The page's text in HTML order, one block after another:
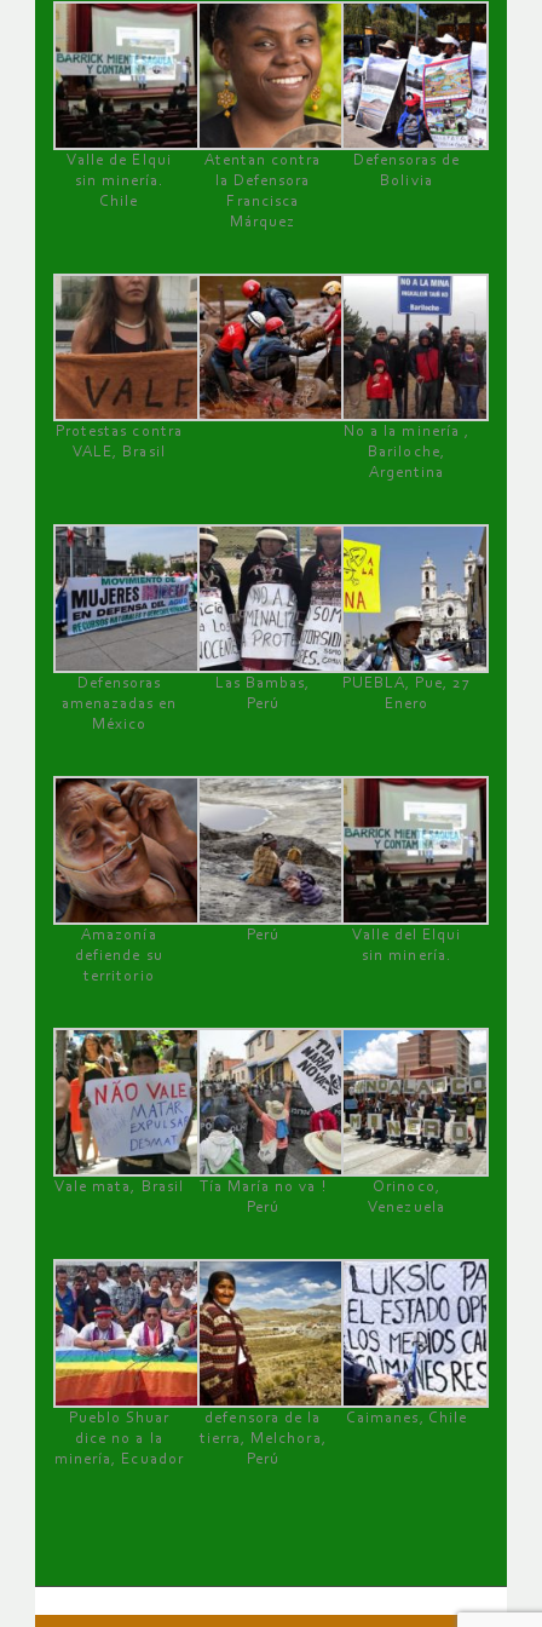
Valle de Elqui
sin minería.
Chile
Atentan contra
la Defensora
Francisca
Márquez
Defensoras de
Bolivia
Protestas contra
VALE, Brasil
No a la minería ,
Bariloche,
Argentina
Defensoras
amenazadas en
México
Las Bambas,
Perú
PUEBLA, Pue, 27
Enero
Amazonía
defiende su
territorio
Perú
Valle del Elqui
sin minería.
Vale mata, Brasil
Tía María no va !
Perú
Orinoco,
Venezuela
Pueblo Shuar
dice no a la
minería, Ecuador
defensora de la
tierra, Melchora,
Perú
Caimanes, Chile